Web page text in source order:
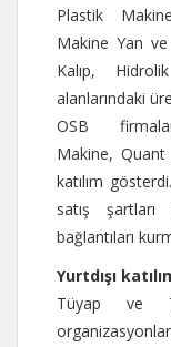
Plastik
Makine Yan
Kalıp,
alanlarındaki
OSB
Makine,
katılım
satış
bağlantıları
Yurtdışı
Tüyap ve